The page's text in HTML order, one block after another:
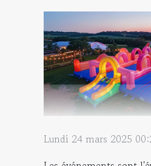
Lundi 24 mars 2025